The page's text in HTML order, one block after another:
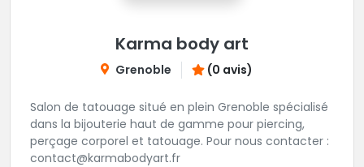
Karma body art
Grenoble (0 avis)
Salon de tatouage situé en plein Grenoble spécialisé
dans la bijouterie haut de gamme pour piercing,
perçage corporel et tatouage. Pour nous contacter :
contact@karmabodyart.fr